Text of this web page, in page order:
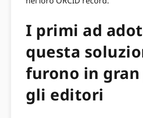
I primi ad
questa
furono in
gli editori